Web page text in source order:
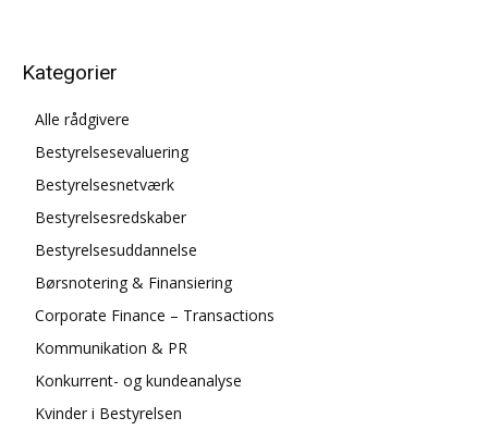
Kategorier
Alle rådgivere
Bestyrelsesevaluering
Bestyrelsesnetværk
Bestyrelsesredskaber
Bestyrelsesuddannelse
Børsnotering & Finansiering
Corporate Finance – Transactions
Kommunikation & PR
Konkurrent- og kundeanalyse
Kvinder i Bestyrelsen